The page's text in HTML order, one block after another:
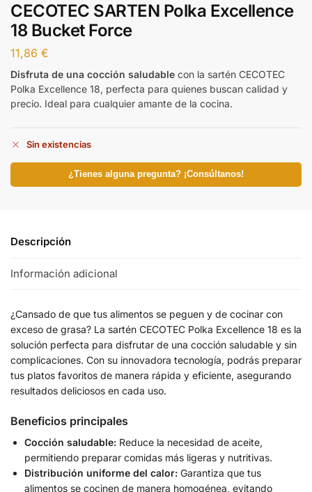
CECOTEC SARTEN Polka Excellence
18 Bucket Force
11,86 €
Disfruta de una cocción saludable con la sartén CECOTEC
Polka Excellence 18, perfecta para quienes buscan calidad y
precio. Ideal para cualquier amante de la cocina.
Sin existencias
¿Tienes alguna pregunta? ¡Consúltanos!
Descripción
Información adicional
¿Cansado de que tus alimentos se peguen y de cocinar con
exceso de grasa? La sartén CECOTEC Polka Excellence 18 es la
solución perfecta para disfrutar de una cocción saludable y sin
complicaciones. Con su innovadora tecnología, podrás preparar
tus platos favoritos de manera rápida y eficiente, asegurando
resultados deliciosos en cada uso.
Beneficios principales
Cocción saludable: Reduce la necesidad de aceite,
permitiendo preparar comidas más ligeras y nutritivas.
Distribución uniforme del calor: Garantiza que tus
alimentos se cocinen de manera homogénea, evitando